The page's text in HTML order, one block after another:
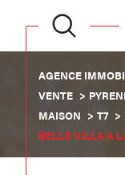
AGENCE
VENTE
MAISON
T7
BELLE VILLA A